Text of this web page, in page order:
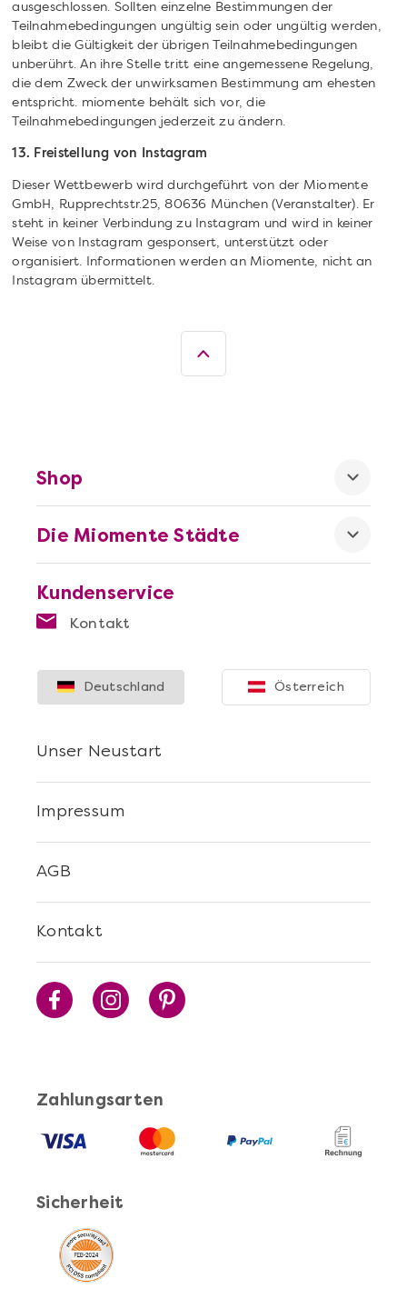
ausgeschlossen. Sollten einzelne Bestimmungen der
Teilnahmebedingungen ungültig sein oder ungültig werden,
bleibt die Gültigkeit der übrigen Teilnahmebedingungen
unberührt. An ihre Stelle tritt eine angemessene Regelung,
die dem Zweck der unwirksamen Bestimmung am ehesten
entspricht. miomente behält sich vor, die
Teilnahmebedingungen jederzeit zu ändern.
13. Freistellung von Instagram
Dieser Wettbewerb wird durchgeführt von der Miomente
GmbH, Rupprechtstr.25, 80636 München (Veranstalter). Er
steht in keiner Verbindung zu Instagram und wird in keiner
Weise von Instagram gesponsert, unterstützt oder
organisiert. Informationen werden an Miomente, nicht an
Instagram übermittelt.
Kundenservice
Kontakt
Die Miomente Städte
Shop
Zahlungsarten
Sicherheit
Kontakt
AGB
Impressum
Unser Neustart
Deutschland Österreich